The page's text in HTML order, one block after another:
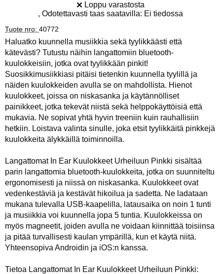
Saatavuus:
Loppu varastosta
, Odotettavasti taas saatavilla: Ei tiedossa
Tuote nro: 40772
Haluatko kuunnella musiikkia sekä tyylikkäästi että
kätevästi? Tutustu näihin langattomiin bluetooth-
kuulokkeisiin, jotka ovat tyylikkään pinkit!
Suosikkimusiikkiasi pitäisi tietenkin kuunnella tyylillä ja
näiden kuulokkeiden avulla se on mahdollista. Hienot
kuulokkeet, joissa on niskasanka ja käytännölliset
painikkeet, jotka tekevät niistä sekä helppokäyttöisiä että
mukavia. Ne sopivat yhtä hyvin treeniin kuin rauhallisiin
hetkiin. Loistava valinta sinulle, joka etsit tyylikkäitä pinkkejä
kuulokkeita älykkäillä toiminnoilla.
Langattomat In Ear Kuulokkeet Urheiluun Pinkki sisältää
parin langattomia bluetooth-kuulokkeita, jotka on suunniteltu
ergonomisesti ja niissä on niskasanka. Kuulokkeet ovat
vedenkestäviä ja kestävät hikoilua ja sadetta. Ne ladataan
mukana tulevalla USB-kaapelilla, latausaika on noin 1 tunti
ja musiikkia voi kuunnella jopa 5 tuntia. Kuulokkeissa on
myös magneetit, joiden avulla ne voidaan kiinnittää toisiinsa
ja pitää turvallisesti kaulan ympärillä, kun et käytä niitä.
Yhteensopiva Androidin ja iOS:n kanssa.
Tietoa Langattomat In Ear Kuulokkeet Urheiluun Pinkki: